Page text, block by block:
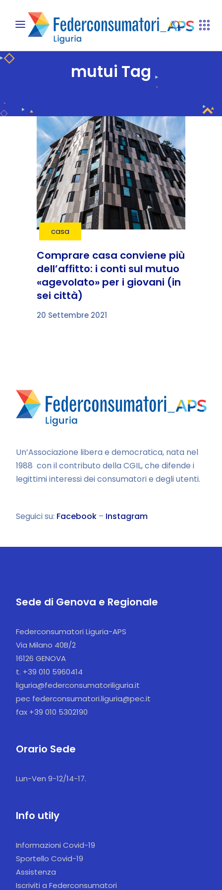
mutui Tag
casa
Comprare casa conviene più
dell’afﬁtto: i conti sul mutuo
«agevolato» per i giovani (in
sei città)
20 Settembre 2021
Un’Associazione libera e democratica, nata nel
1988 con il contributo della CGIL, che difende i
legittimi interessi dei consumatori e degli utenti.
Seguici su: Facebook – Instagram
Sede di Genova e Regionale
Federconsumatori Liguria-APS
Via Milano 40B/2
16126 GENOVA
t. +39 010 5960414
liguria@federconsumatoriliguria.it
pec federconsumatori.liguria@pec.it
fax +39 010 5302190
Orario Sede
Lun-Ven 9-12/14-17.
Info utily
Informazioni Covid-19
Sportello Covid-19
Assistenza
Iscriviti a Federconsumatori